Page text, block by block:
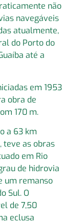
não
navegáveis
atualmente,
do Porto do
até a
em 1953
obra de
170 m.
a 63 km
teve as obras
em Rio
de hidrovia
um remanso
Sul. O
de 7,50
eclusa